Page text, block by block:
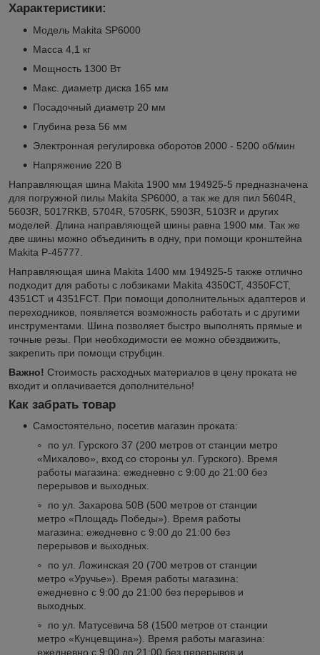
Характеристики:
Модель Makita SP6000
Масса 4,1 кг
Мощность 1300 Вт
Макс. диаметр диска 165 мм
Посадочный диаметр 20 мм
Глубина реза 56 мм
Электронная регулировка оборотов 2000 - 5200 об/мин
Напряжение 220 В
Направляющая шина Makita 1900 мм 194925-5 предназначена
для погружной пилы Makita SP6000, а так же для пил 5604R,
5603R, 5017RKB, 5704R, 5705RK, 5903R, 5103R и других
моделей. Длина направляющей шины равна 1900 мм. Так же
две шины можно объединить в одну, при помощи кронштейна
Makita P-45777.
Направляющая шина Makita 1400 мм 194925-5 также отлично
подходит для работы с лобзиками Makita 4350CT, 4350FCT,
4351CT и 4351FCT. При помощи дополнительных адаптеров и
переходников, появляется возможность работать и с другими
инструментами. Шина позволяет быстро выполнять прямые и
точные резы. При необходимости ее можно обездвижить,
закрепить при помощи струбцин.
Важно! Стоимость расходных материалов в цену проката не
входит и оплачивается дополнительно!
Как забрать товар
Самостоятельно, посетив магазин проката:
по ул. Гурского 37 (200 метров от станции метро
«Михалово», вход со стороны ул. Гурского). Время
работы магазина: ежедневно с 9:00 до 21:00 без
перерывов и выходных.
по ул. Захарова 50В (500 метров от станции
метро «Площадь Победы»). Время работы
магазина: ежедневно с 9:00 до 21:00 без
перерывов и выходных.
по ул. Ложинская 20 (700 метров от станции
метро «Уручье»). Время работы магазина:
ежедневно с 9:00 до 21:00 без перерывов и
выходных.
по ул. Матусевича 58 (1500 метров от станции
метро «Кунцевщина»). Время работы магазина:
ежедневно с 9:00 до 21:00 без перерывов и